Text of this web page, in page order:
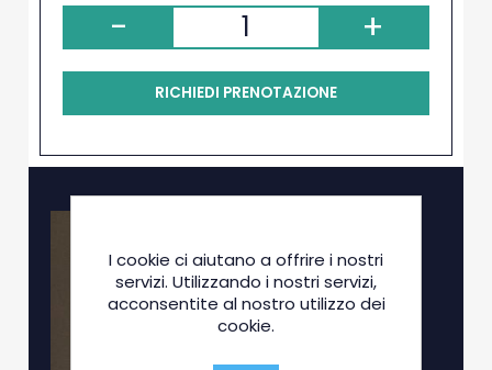
- +
RICHIEDI PRENOTAZIONE
I cookie ci aiutano a offrire i nostri
servizi. Utilizzando i nostri servizi,
acconsentite al nostro utilizzo dei
cookie.